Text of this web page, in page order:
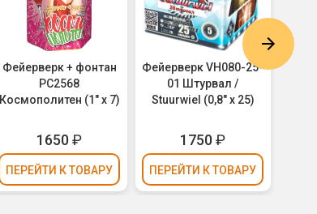
Фейерверк + фонтан
РС2568
Космополитен (1" х 7)
1650₽
ПЕРЕЙТИ К ТОВАРУ
Фейерверк VH080-25-
01 Штурвал /
Stuurwiel (0,8" х 25)
1750₽
ПЕРЕЙТИ К ТОВАРУ